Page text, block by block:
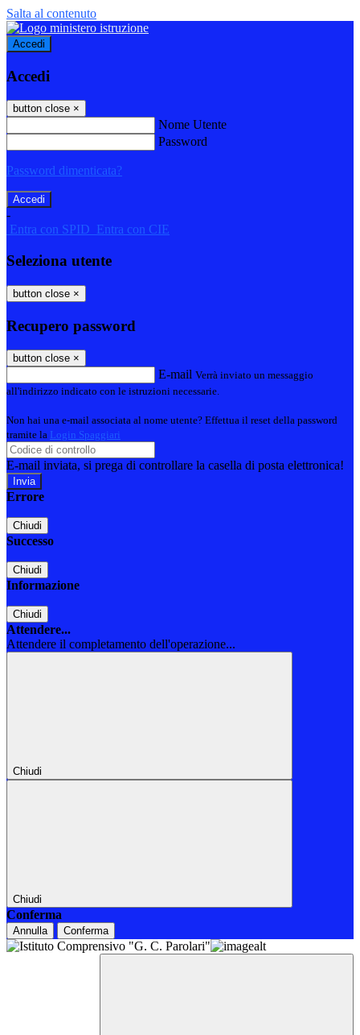
Salta al contenuto
Accedi
Accedi
button close ×
Nome Utente
Password
Password dimenticata?
-
Entra con SPID Entra con CIE
Seleziona utente
button close ×
Recupero password
button close ×
E-mail Verrà inviato un messaggio
all'indirizzo indicato con le istruzioni necessarie.
Non hai una e-mail associata al nome utente? Effettua il reset della password
tramite la Login Spaggiari
E-mail inviata, si prega di controllare la casella di posta elettronica!
Errore
Chiudi
Successo
Chiudi
Informazione
Chiudi
Attendere...
Attendere il completamento dell'operazione...
Chiudi
Chiudi
Conferma
Annulla Conferma